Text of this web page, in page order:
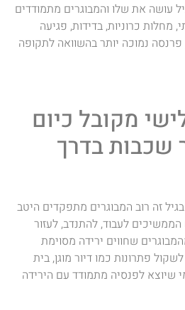
עושה את שלו והמבוגרים מתמודדים
מחלות כרוניות, בדידות, פגיעה
נמוכה יותר בהשוואה לתקופה
מקובל כיום
בדרך
זה רוב המבוגרים מתפקדים היטב
הממשיכים לעבוד, להתנדב, לעזור
שחווים ירידה מסוימת
פתרונות כמו דיור מוגן, בית
שיוצא לפנסיה מתמודד עם הירידה